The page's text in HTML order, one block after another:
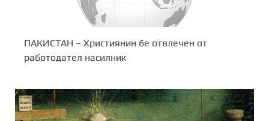
ПАКИСТАН – Християнин бе отвлечен от
работодател насилник